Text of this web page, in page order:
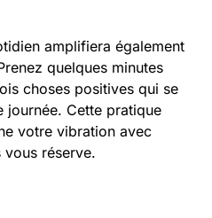
amplifiera également
quelques minutes
choses positives qui se
journée. Cette pratique
votre vibration avec
vous réserve.